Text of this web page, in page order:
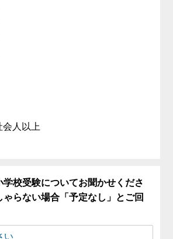
会人以上
学校受験についてお聞かせくださ
ゃらない場合「予定なし」とご回